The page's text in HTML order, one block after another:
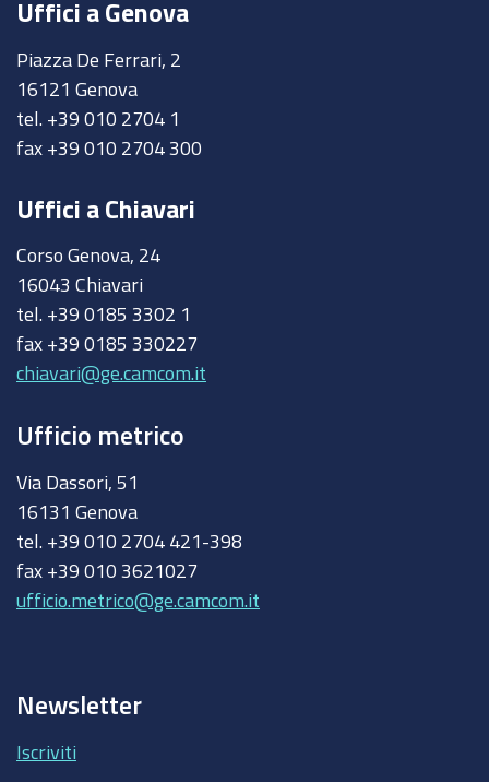
Uffici a Genova
Piazza De Ferrari, 2
16121 Genova
tel. +39 010 2704 1
fax +39 010 2704 300
Uffici a Chiavari
Corso Genova, 24
16043 Chiavari
tel. +39 0185 3302 1
fax +39 0185 330227
chiavari@ge.camcom.it
Ufficio metrico
Via Dassori, 51
16131 Genova
tel. +39 010 2704 421-398
fax +39 010 3621027
ufficio.metrico@ge.camcom.it
Newsletter
Iscriviti